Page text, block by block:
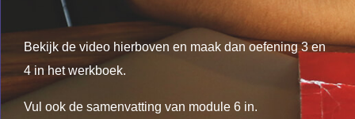
Bekijk de video hierboven en maak dan oefening 3 en
4 in het werkboek.
Vul ook de samenvatting van module 6 in.